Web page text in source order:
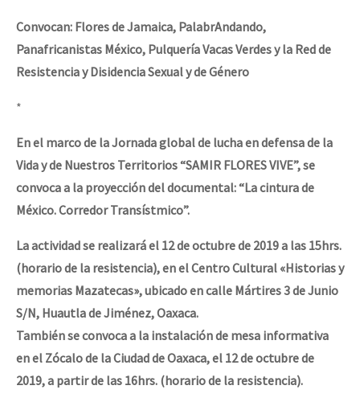
Convocan: Flores de Jamaica, PalabrAndando,
Panafricanistas México, Pulquería Vacas Verdes y la Red de
Resistencia y Disidencia Sexual y de Género
*
En el marco de la Jornada global de lucha en defensa de la
Vida y de Nuestros Territorios “SAMIR FLORES VIVE”, se
convoca a la proyección del documental: “La cintura de
México. Corredor Transístmico”.
La actividad se realizará el 12 de octubre de 2019 a las 15hrs.
(horario de la resistencia), en el Centro Cultural «Historias y
memorias Mazatecas», ubicado en calle Mártires 3 de Junio
S/N, Huautla de Jiménez, Oaxaca.
También se convoca a la instalación de mesa informativa
en el Zócalo de la Ciudad de Oaxaca, el 12 de octubre de
2019, a partir de las 16hrs. (horario de la resistencia).